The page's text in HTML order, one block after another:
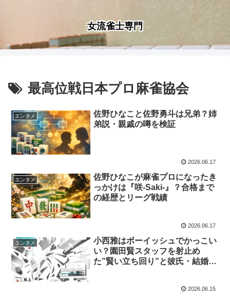
女流雀士専門
最高位戦日本プロ麻雀協会
エンタメ
佐野ひなこと佐野勇斗は兄弟？姉
弟説・親戚の噂を検証
2026.06.17
エンタメ
佐野ひなこが麻雀プロになったき
っかけは『咲-Saki-』？合格まで
の経歴とリーグ戦績
2026.06.17
エンタメ
小西雅はボーイッシュでかっこい
い？園田賢スタッフを射止め
た”賢い立ち回り”と彼氏・結婚・
2026.06.15